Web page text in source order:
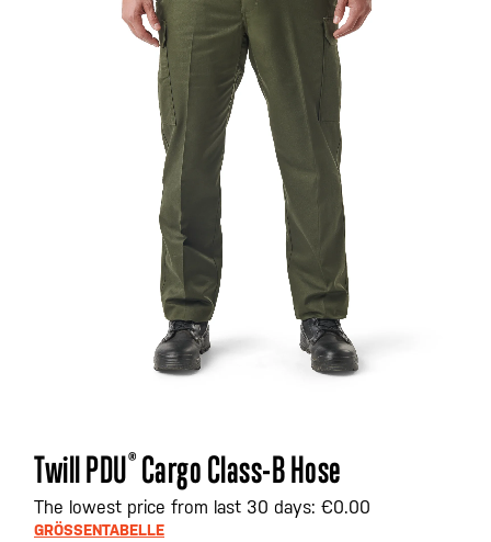
Zum
Anfang
der
Bildgalerie
Twill PDU® Cargo Class-B Hose
The lowest price from last 30 days: €0.00
GRÖSSENTABELLE